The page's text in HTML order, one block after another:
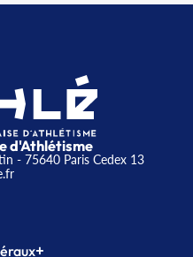
d'Athlétisme
- 75640 Paris Cedex 13
+